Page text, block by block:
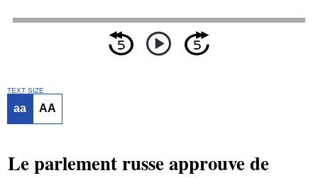
TEXT SIZE
aa AA
Le parlement russe approuve de